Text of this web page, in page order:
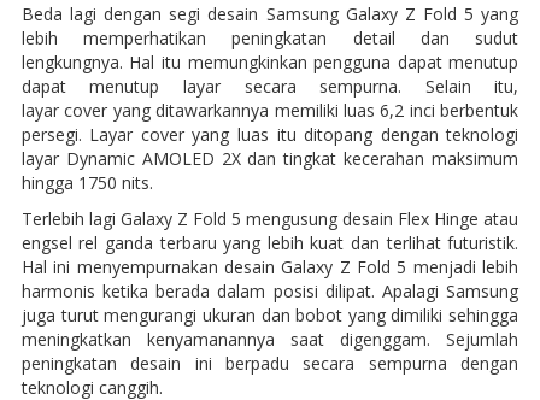
Beda lagi dengan segi desain Samsung Galaxy Z Fold 5 yang
lebih memperhatikan peningkatan detail dan sudut
lengkungnya. Hal itu memungkinkan pengguna dapat menutup
dapat menutup layar secara sempurna. Selain itu,
layar cover yang ditawarkannya memiliki luas 6,2 inci berbentuk
persegi. Layar cover yang luas itu ditopang dengan teknologi
layar Dynamic AMOLED 2X dan tingkat kecerahan maksimum
hingga 1750 nits.
Terlebih lagi Galaxy Z Fold 5 mengusung desain Flex Hinge atau
engsel rel ganda terbaru yang lebih kuat dan terlihat futuristik.
Hal ini menyempurnakan desain Galaxy Z Fold 5 menjadi lebih
harmonis ketika berada dalam posisi dilipat. Apalagi Samsung
juga turut mengurangi ukuran dan bobot yang dimiliki sehingga
meningkatkan kenyamanannya saat digenggam. Sejumlah
peningkatan desain ini berpadu secara sempurna dengan
teknologi canggih.